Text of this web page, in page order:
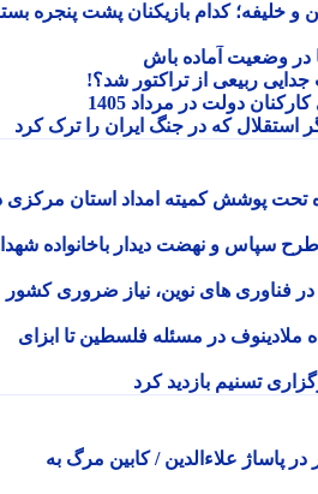
کدام بازیکنان پشت پنجره بسته
وضعیت آماده باش
ربیعی از تراکتور شد؟!
دولت در مرداد 1405
که در جنگ ایران را ترک کرد
2 خانواده تحت پوشش کمیته امداد استان مرکزی در
و نهضت دیدار باخانواده شهدا
های نوین، نیاز ضروری کشور
در مسئله فلسطین تا ابزای
تسنیم بازدید کرد
علاءالدین / کابین مرگ به